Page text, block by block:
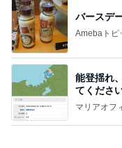
バースデ
Amebaトピ
能登揺れ
てください
マリアオフ